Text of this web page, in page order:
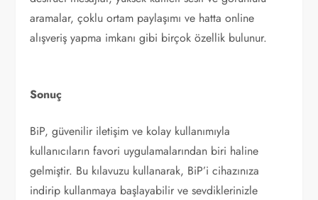
aramalar, çoklu ortam paylaşımı ve hatta online
alışveriş yapma imkanı gibi birçok özellik bulunur.
Sonuç
BiP, güvenilir iletişim ve kolay kullanımıyla
kullanıcıların favori uygulamalarından biri haline
gelmiştir. Bu kılavuzu kullanarak, BiP’i cihazınıza
indirip kullanmaya başlayabilir ve sevdiklerinizle